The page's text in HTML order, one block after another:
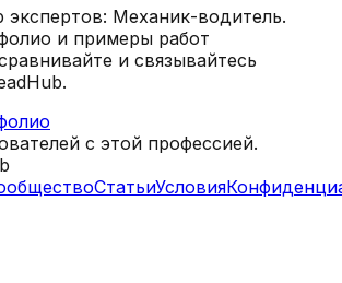
Механик-водитель.
и примеры работ
и связывайтесь
с этой профессией.
СтатьиУсловия